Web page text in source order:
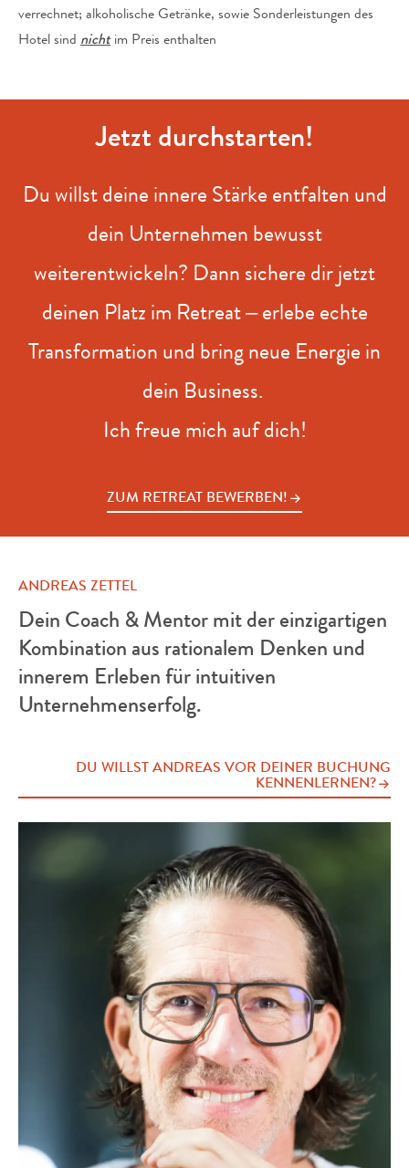
verrechnet; alkoholische Getränke, sowie Sonderleistungen des
Hotel sind nichtim Preis enthalten
Jetzt durchstarten!
Du willst deine innere Stärke entfalten und
dein Unternehmen bewusst
weiterentwickeln? Dann sichere dir jetzt
deinen Platz im Retreat – erlebe echte
Transformation und bring neue Energie in
dein Business.
Ich freue mich auf dich!
ZUM RETREAT BEWERBEN!
ANDREAS ZETTEL
Dein Coach & Mentor mit der einzigartigen
Kombination aus rationalem Denken und
innerem Erleben für intuitiven
Unternehmenserfolg.
DU WILLST ANDREAS VOR DEINER BUCHUNG
KENNENLERNEN?